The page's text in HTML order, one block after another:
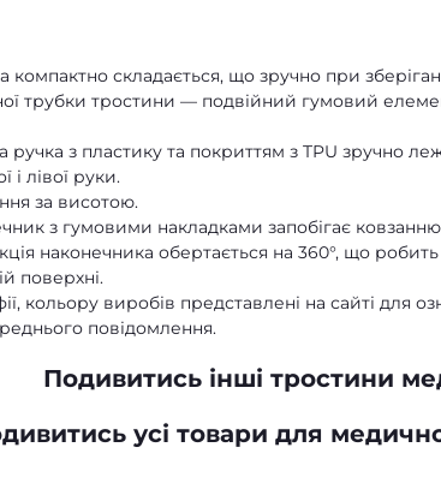
компактно складається, що зручно при
трубки тростини — подвійний гумовий
ручка з пластику та покриттям з TPU зручно
і лівої руки.
за висотою.
з гумовими накладками запобігає ковзанню
наконечника обертається на 360°, що
поверхні.
кольору виробів представлені на сайті для
повідомлення.
Подивитись інші тростини
усі товари для